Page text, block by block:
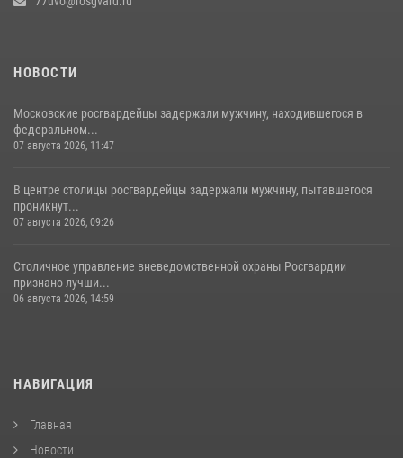
НОВОСТИ
Московские росгвардейцы задержали мужчину, находившегося в
федеральном...
07 августа 2026, 11:47
В центре столицы росгвардейцы задержали мужчину, пытавшегося
проникнут...
07 августа 2026, 09:26
Столичное управление вневедомственной охраны Росгвардии
признано лучши...
06 августа 2026, 14:59
НАВИГАЦИЯ
Главная
Новости